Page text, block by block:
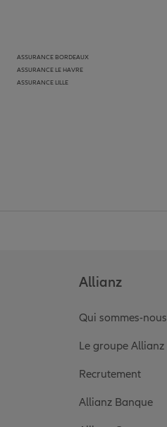
ASSURANCE BORDEAUX
ASSURANCE LE HAVRE
ASSURANCE LILLE
Allianz
Qui sommes-nous
Le groupe Allianz
Recrutement
Allianz Banque